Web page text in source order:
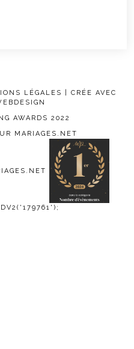
LÉGALES
| CRÉE AVEC